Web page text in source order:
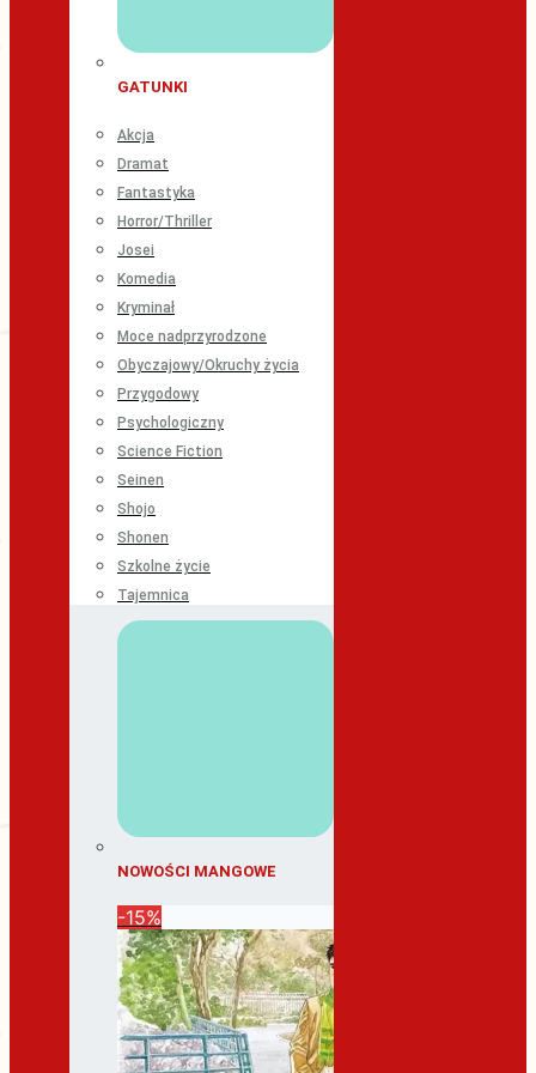
GATUNKI
Akcja
Dramat
Fantastyka
Horror/Thriller
Josei
Komedia
Kryminał
Moce nadprzyrodzone
Obyczajowy/Okruchy życia
Przygodowy
Psychologiczny
Science Fiction
Seinen
Shojo
Shonen
Szkolne życie
Tajemnica
NOWOŚCI MANGOWE
-15%